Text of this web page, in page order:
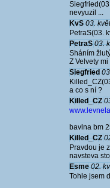
nevyuzil ...
KvS 03.
PetraS(03.
PetraS 03.
Sháním
Z Velvety
Siegfried
a co s ní ?
Killed_CZ
bavlna bm
Killed_CZ
Pravdou je
navsteva
Esme 02.
Tohle jsem